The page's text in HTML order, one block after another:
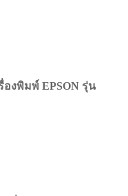
องพิมพ์ EPSON รุ่น